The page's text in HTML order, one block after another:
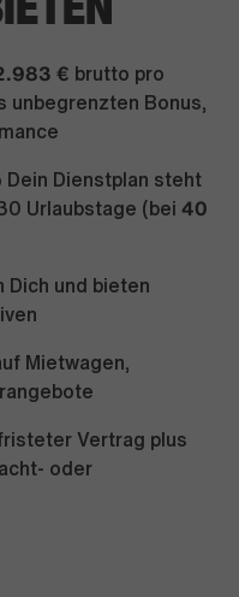
€ brutto pro
unbegrenzten Bonus,
Dein Dienstplan steht
Urlaubstage (bei 40
Dich und bieten
Mietwagen,
Vertrag plus
oder